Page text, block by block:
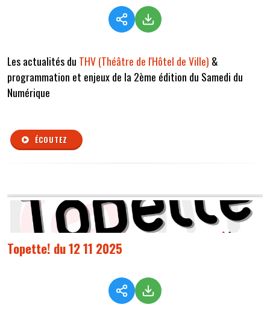
Les actualités du THV (Théâtre de l'Hôtel de Ville) &
programmation et enjeux de la 2ème édition du Samedi du
Numérique
ÉCOUTEZ
Topette! du 12 11 2025